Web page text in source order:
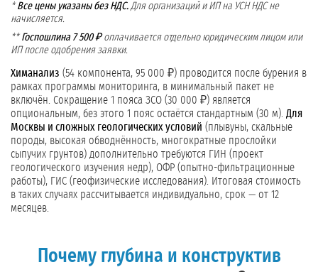
* Все цены указаны без НДС. Для организаций и ИП на УСН НДС не
начисляется.
** Госпошлина 7 500 ₽оплачивается отдельно юридическим лицом или
ИП после одобрения заявки.
Химанализ (54 компонента, 95 000 ₽) проводится после бурения в
рамках программы мониторинга, в минимальный пакет не
включён. Сокращение 1 пояса ЗСО (30 000 ₽) является
опциональным, без этого 1 пояс остаётся стандартным (30 м). Для
Москвы и сложных геологических условий (плывуны, скальные
породы, высокая обводнённость, многократные прослойки
сыпучих грунтов) дополнительно требуются ГИН (проект
геологического изучения недр), ОФР (опытно-фильтрационные
работы), ГИС (геофизические исследования). Итоговая стоимость
в таких случаях рассчитывается индивидуально, срок — от 12
месяцев.
Почему глубина и конструктив